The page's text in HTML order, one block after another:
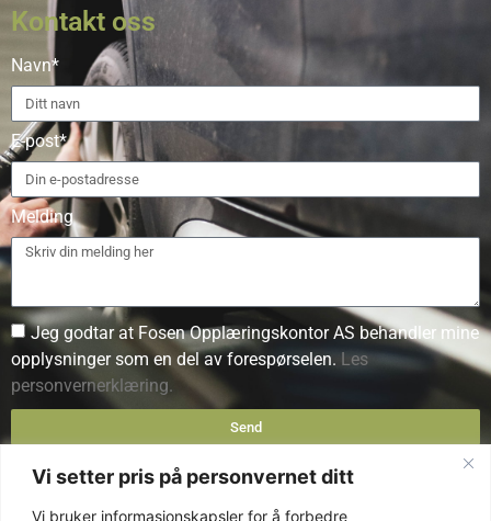
Vi setter pris på personvernet ditt
Vi bruker informasjonskapsler for å forbedre
Kontakt oss
Navn*
E-post*
Melding
Jeg godtar at Fosen Opplæringskontor AS behandler mine
opplysninger som en del av forespørselen. Les
personvernerklæring.
Send